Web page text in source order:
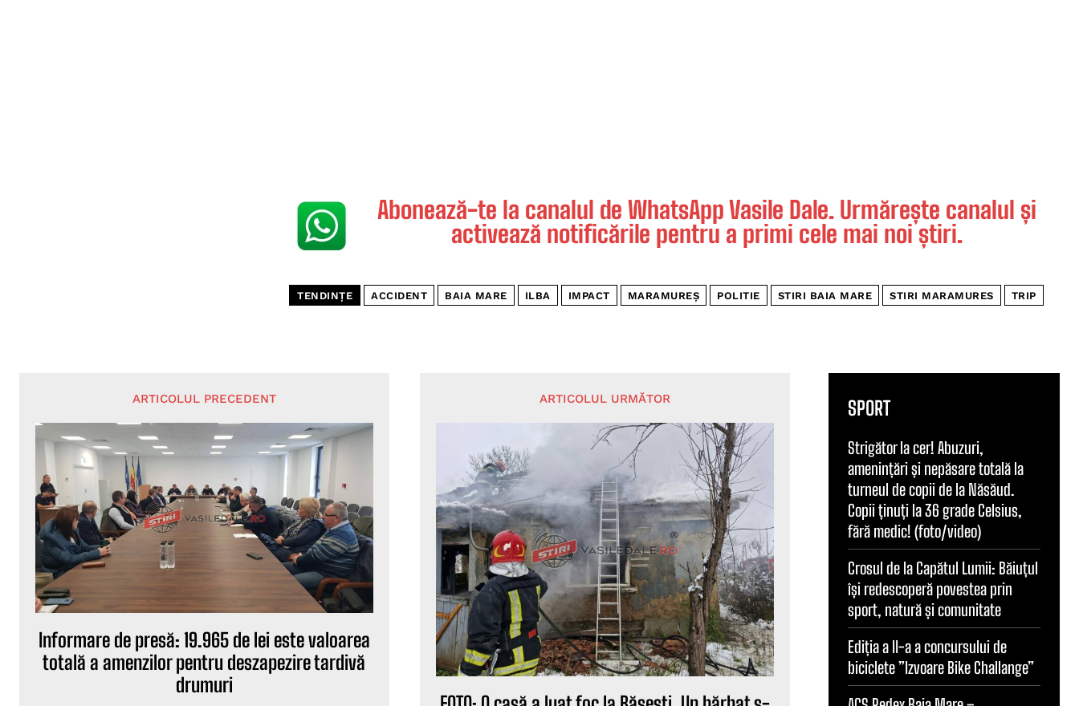
Abonează-te la canalul de WhatsApp Vasile Dale. Urmărește canalul și
activează notificările pentru a primi cele mai noi știri.
TENDINȚE ACCIDENT BAIA MARE ILBA IMPACT MARAMUREȘ POLITIE STIRI BAIA MARE STIRI MARAMURES TRIP
ARTICOLUL PRECEDENT
Informare de presă: 19.965 de lei este valoarea
totală a amenzilor pentru deszapezire tardivă
drumuri
ARTICOLUL URMĂTOR SPORT
Strigător la cer! Abuzuri,
amenințări și nepăsare totală la
turneul de copii de la Năsăud.
Copii ținuți la 36 grade Celsius,
fără medic! (foto/video)
Crosul de la Capătul Lumii: Băiuțul
își redescoperă povestea prin
sport, natură și comunitate
Ediția a II-a a concursului de
biciclete ”Izvoare Bike Challange”